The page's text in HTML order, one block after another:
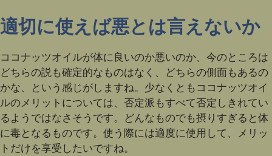
適切に使えば悪とは言えないか
ココナッツオイルが体に良いのか悪いのか、今のところは
どちらの説も確定的なものはなく、どちらの側面もあるの
かな、という感じがしますね。少なくともココナッツオイ
ルのメリットについては、否定派もすべて否定しきれてい
るようではなさそうです。どんなものでも摂りすぎると体
に毒となるものです。使う際には適度に使用して、メリッ
トだけを享受したいですね。